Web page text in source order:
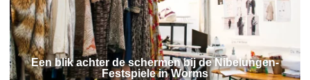
Een blik achter de schermen bij de Nibelungen-
Festspiele in Worms